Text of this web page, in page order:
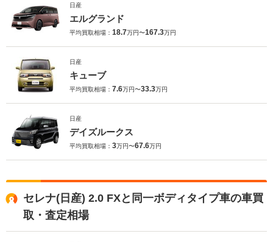
日産
エルグランド
平均買取相場： 18.7万円〜167.3万円
日産
キューブ
平均買取相場： 7.6万円〜33.3万円
日産
デイズルークス
平均買取相場： 3万円〜67.6万円
セレナ(日産) 2.0 FXと同一ボディタイプ車の車買
取・査定相場